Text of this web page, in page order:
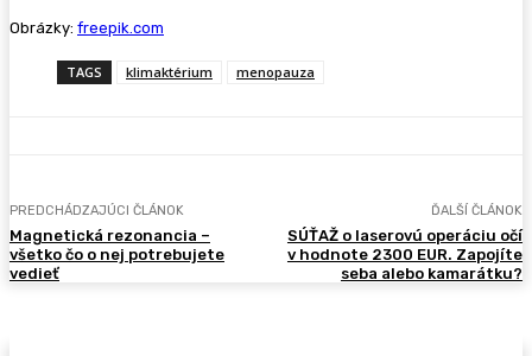
Obrázky: freepik.com
TAGS klimaktérium menopauza
PREDCHÁDZAJÚCI ČLÁNOK
Magnetická rezonancia –
všetko čo o nej potrebujete
vedieť
ĎALŠÍ ČLÁNOK
SÚŤAŽ o laserovú operáciu očí
v hodnote 2300 EUR. Zapojíte
seba alebo kamarátku?